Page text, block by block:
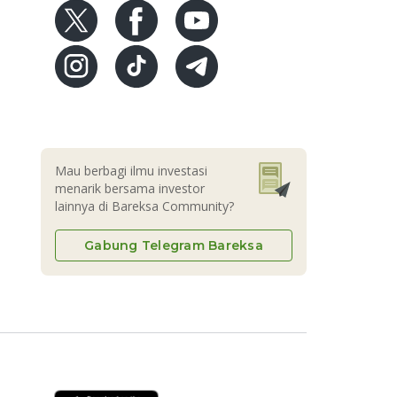
Mau berbagi ilmu investasi
menarik bersama investor
lainnya di Bareksa Community?
Gabung Telegram Bareksa